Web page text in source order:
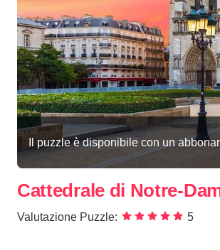
Il puzzle è disponibile con un
Cattedrale di Notre-
Valutazione Puzzle: 5